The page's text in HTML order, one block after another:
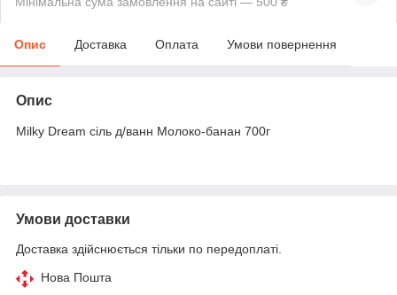
Опис Доставка Оплата Умови повернення
Опис
Milky Dream сіль д/ванн Молоко-банан 700г
Умови доставки
Доставка здійснюється тільки по передоплаті.
Нова Пошта